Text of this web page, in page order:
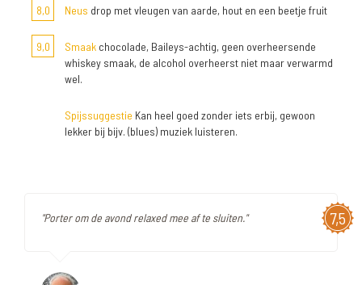
8,0 Neus drop met vleugen van aarde, hout en een beetje fruit
9,0 Smaak chocolade, Baileys-achtig, geen overheersende
whiskey smaak, de alcohol overheerst niet maar verwarmd
wel.
Spijssuggestie Kan heel goed zonder iets erbij, gewoon
lekker bij bijv. (blues) muziek luisteren.
7,5
"Porter om de avond relaxed mee af te sluiten."